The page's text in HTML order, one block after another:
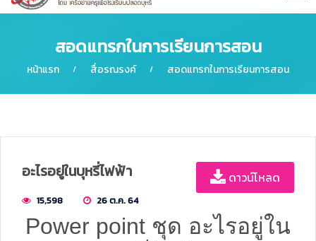
สอดแทรกในการเรียนการสอน
หน้าแรก สื่อรณรงค์ สอดแทรกในการเรียนการสอน
ดาวน์โหลด
อะไรอยู่ในบุหรี่ไฟฟ้า
15,598 26 ต.ค. 64
Power point ชุด อะไรอยู่ใน